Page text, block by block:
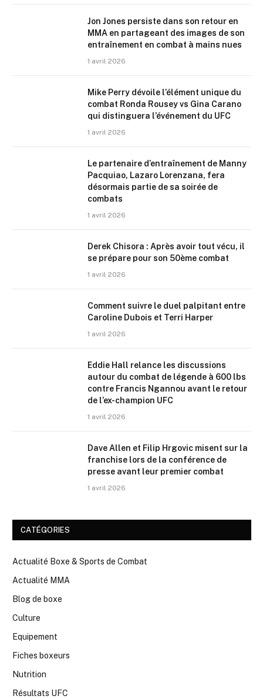
Jon Jones persiste dans son retour en
MMA en partageant des images de son
entraînement en combat à mains nues
1 avril 2026
Mike Perry dévoile l’élément unique du
combat Ronda Rousey vs Gina Carano
qui distinguera l’événement du UFC
1 avril 2026
Le partenaire d’entraînement de Manny
Pacquiao, Lazaro Lorenzana, fera
désormais partie de sa soirée de
combats
1 avril 2026
Derek Chisora : Après avoir tout vécu, il
se prépare pour son 50ème combat
1 avril 2026
Comment suivre le duel palpitant entre
Caroline Dubois et Terri Harper
1 avril 2026
Eddie Hall relance les discussions
autour du combat de légende à 600 lbs
contre Francis Ngannou avant le retour
de l’ex-champion UFC
1 avril 2026
Dave Allen et Filip Hrgovic misent sur la
franchise lors de la conférence de
presse avant leur premier combat
1 avril 2026
CATÉGORIES
Actualité Boxe & Sports de Combat
Actualité MMA
Blog de boxe
Culture
Equipement
Fiches boxeurs
Nutrition
Résultats UFC